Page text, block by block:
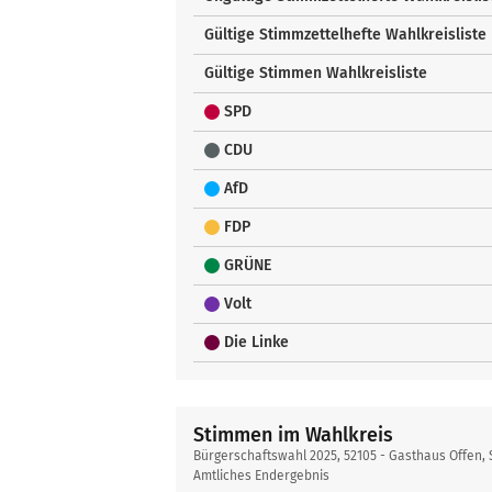
Gültige Stimmzettelhefte Wahlkreisliste
Gültige Stimmen Wahlkreisliste
SPD
CDU
AfD
FDP
GRÜNE
Volt
Die Linke
Stimmen im Wahlkreis
Bürgerschaftswahl 2025, 52105 - Gasthaus Offen,
Amtliches Endergebnis